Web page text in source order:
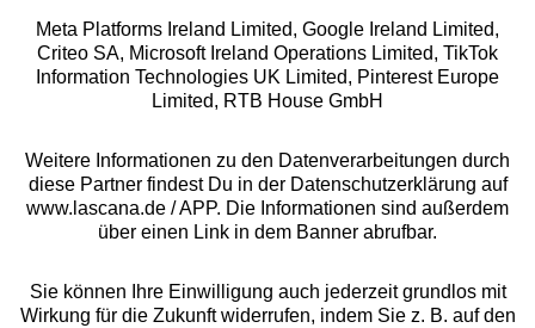
Alle Preise inkl. MwSt., zzgl.
Versandkosten
** Bonität vorausgesetzt, berechtigt zur Bonitätsprüfung
Meta Platforms Ireland Limited, Google Ireland Limited,
Criteo SA, Microsoft Ireland Operations Limited, TikTok
Information Technologies UK Limited, Pinterest Europe
Limited, RTB House GmbH
Weitere Informationen zu den Datenverarbeitungen durch
diese Partner findest Du in der Datenschutzerklärung auf
www.lascana.de / APP. Die Informationen sind außerdem
über einen Link in dem Banner abrufbar.
Sie können Ihre Einwilligung auch jederzeit grundlos mit
Wirkung für die Zukunft widerrufen, indem Sie z. B. auf den